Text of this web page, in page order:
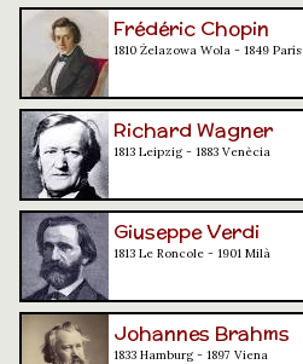
Frédéric Chopin
1810 Żelazowa Wola - 1849 París
Richard Wagner
1813 Leipzig - 1883 Venècia
Giuseppe Verdi
1813 Le Roncole - 1901 Milà
Johannes Brahms
1833 Hamburg - 1897 Viena